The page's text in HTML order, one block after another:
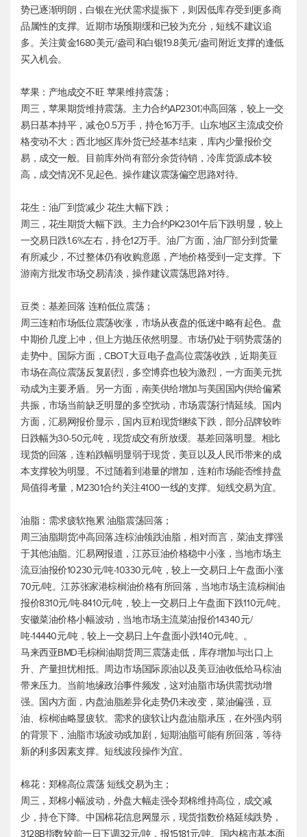
势已逐渐明朗，白银在光伏需求提振下，则因低库存受到更多商
品属性的支撑。近期市场预期缓和已较为充分，短线不建议追
多。关注黄金1680美元/盎司和白银19.8美元/盎司附近支撑的逢低
买入机会。
苹果：产地成交不旺 苹果维持震荡；
周三，苹果期货维持震荡。主力合约AP2301冲高回落，较上一交
易日基本持平，减仓0.5万手，持仓16万手。山东地区主流成交价
格变动不大；西北地区库外货已经基本结束，库内少量报价交
易，成交一般。目前库外尚有部分余货待销，冷库货源成本较
高，成交情况不见起色。操作建议震荡偏空思路对待。
花生：油厂到货减少 花生大幅下跌；
周三，花生期货大幅下跌。主力合约PK2301午后下跌明显，较上
一交易日跌1.6%左右，持仓12万手。油厂方面，油厂部分到货量
有所减少，不过整体仍有收购意愿，产地价格受到一定支撑。下
游南方批发市场交易清淡，操作建议震荡思路对待。
豆类：基差回落 连粕低位震荡；
周三连粕市场低位震荡收涨，市场从夜盘的低迷中略有起色。盘
中期价几度上冲，但上方抛压依然明显。市场仍处于弱势震荡的
走势中。国际方面，CBOT大豆电子盘高位震荡收跌，近期美豆
市场在高位震荡反复剧烈，多空博弈也较为激烈，一方面美元扰
动成为主要矛盾。另一方面，南美供给增加与美国国内供给偏紧
共振，市场当前缺乏明显的多空扰动，市场震荡行情延续。国内
方面，汇易网报价显示，国内豆粕现货继续下跌，部分品牌较昨
日跌幅为30-50元/吨，现货成交有所放缓。基差回落明显。相比
现货的回落，连粕跌幅明显弱于现货，美豆以及人民币带来的成
本支撑较为明显。不过随着到港量的增加，连粕市场能否维持盘
局值得考量，M2301合约关注4100一线的支撑。短线交易为宜。
油脂：需求疲软拖累 油脂震荡回落；
周三油脂期货冲高回落,连棕油领跌油脂，相对而言，菜油支撑强
于其他油脂。汇易网报道，江苏豆油价格稳中小涨，当地市场主
流豆油报价10230元/吨-10330元/吨，较上一交易日上午盘面小涨
70元/吨。江苏张家港棕榈油价格有所回落，当地市场主流棕榈油
报价8310元/吨-8410元/吨，较上一交易日上午盘面下跌110元/吨。
安徽菜油价格小幅波动，当地市场主流菜油报价14340元/
吨-14440元/吨，较上一交易日上午盘面小跌140元/吨。。
马来西亚BMD毛棕榈油期货周三震荡走低，库存增加与出口上
升、产量担忧相抵。周边市场国际原油以及美豆油收低给马棕油
带来压力。当前地缘政治事件频发，这对油脂市场供需扰动增
强。国内方面，内盘油脂差异化走势仍未改变，菜油偏强，豆
油、棕榈油略显疲软。需求的疲软让内盘油脂承压，在外强内弱
的背景下，油脂市场波动或加剧，短期油脂可能有所回落，等待
新的利多因素支撑。短线波段操作为宜。
棉花：郑棉高位震荡 短线交易为主；
周三，郑棉小幅波动，外盘大幅走强令郑棉维持高位，成交减
少，持仓下降。中国棉花信息网显示，现货指数价格延续跌势，
3128B指数较前一日下调32元/吨，报15181元/吨。国内棉市基本面